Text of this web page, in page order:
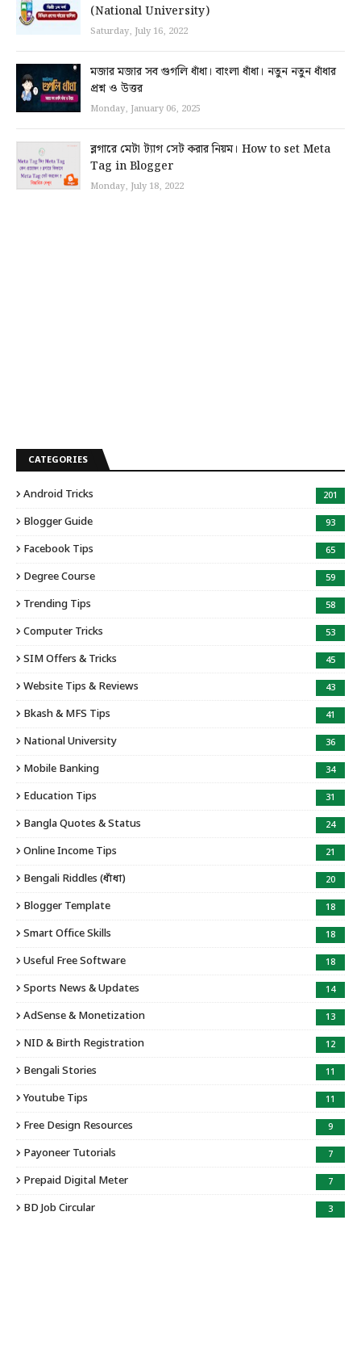
(National University)
Saturday, July 16, 2022
মজার মজার সব গুগলি ধাঁধা। বাংলা ধাঁধা। নতুন নতুন ধাঁধার
প্রশ্ন ও উত্তর
Monday, January 06, 2025
ব্লগারে মেটা ট্যাগ সেট করার নিয়ম। How to set Meta
Tag in Blogger
Monday, July 18, 2022
CATEGORIES
Android Tricks 201
Blogger Guide 93
Facebook Tips 65
Degree Course 59
Trending Tips 58
Computer Tricks 53
SIM Offers & Tricks 45
Website Tips & Reviews 43
Bkash & MFS Tips 41
National University 36
Mobile Banking 34
Education Tips 31
Bangla Quotes & Status 24
Online Income Tips 21
Bengali Riddles (ধাঁধা) 20
Blogger Template 18
Smart Office Skills 18
Useful Free Software 18
Sports News & Updates 14
AdSense & Monetization 13
NID & Birth Registration 12
Bengali Stories 11
Youtube Tips 11
Free Design Resources 9
Payoneer Tutorials 7
Prepaid Digital Meter 7
BD Job Circular 3